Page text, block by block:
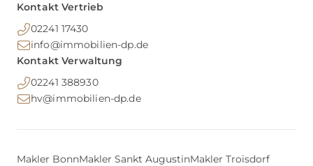
Kontakt Vertrieb
02241 17430
info@immobilien-dp.de
Kontakt Verwaltung
02241 388930
hv@immobilien-dp.de
Makler BonnMakler Sankt AugustinMakler Troisdorf